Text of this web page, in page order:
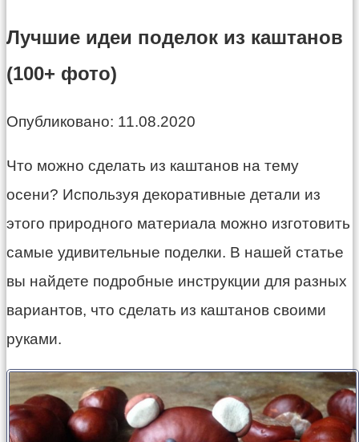
Лучшие идеи поделок из каштанов
(100+ фото)
Опубликовано: 11.08.2020
Что можно сделать из каштанов на тему
осени? Используя декоративные детали из
этого природного материала можно изготовить
самые удивительные поделки. В нашей статье
вы найдете подробные инструкции для разных
вариантов, что сделать из каштанов своими
руками.